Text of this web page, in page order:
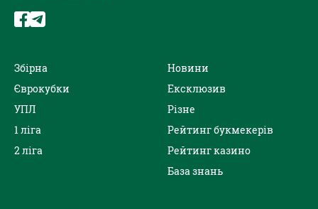
Збірна
Єврокубки
УПЛ
1 ліга
2 ліга
Новини
Ексклюзив
Різне
Рейтинг букмекерів
Рейтинг казино
База знань